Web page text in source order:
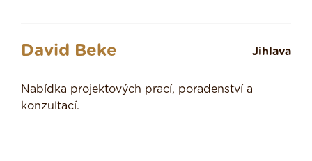
David Beke Jihlava
Nabídka projektových prací, poradenství a
konzultací.